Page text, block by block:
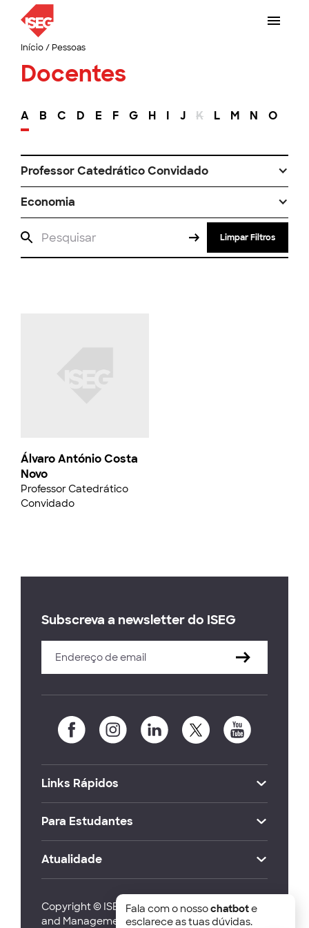
Início/ Pessoas
Docentes
A B C D E F G H I J K L M N O
Professor Catedrático Convidado
Economia
Limpar Filtros
Álvaro António Costa
Novo
Professor Catedrático
Convidado
Subscreva a newsletter do ISEG
Links Rápidos
Para Estudantes
Atualidade
Copyright © ISEG Lisbon School of Economics
and Management 2026
Fala com o nossochatbote
esclarece as tuas dúvidas.